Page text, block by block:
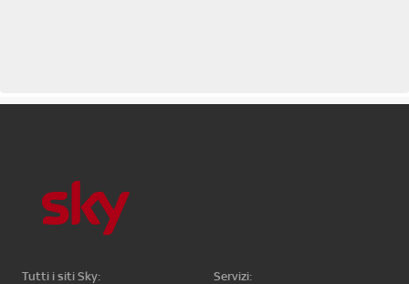
Tutti i siti Sky:
Servizi: